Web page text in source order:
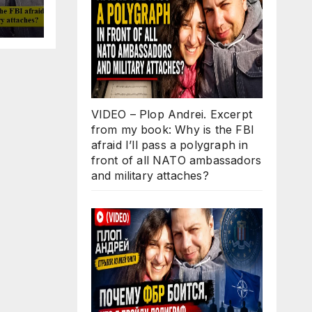
in
VIDEO – Plop Andrei. Excerpt
from my book: Why is the FBI
afraid I’ll pass a polygraph in
front of all NATO ambassadors
and military attaches?